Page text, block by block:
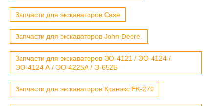
Запчасти для экскаваторов Case
Запчасти для экскаваторов John Deere.
Запчасти для экскаваторов ЭО-4121 / ЭО-4124 /
ЭО-4124 А / ЭО-4225А / Э-652Б
Запчасти для экскаваторов Кранэкс ЕК-270